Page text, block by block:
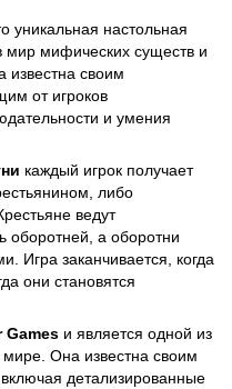
уникальная настольная
мир мифических существ и
известна своим
от игроков
и умения
каждый игрок получает
либо
ведут
оборотней, а оборотни
Игра заканчивается, когда
они становятся
Games и является одной из
Она известна своим
детализированные